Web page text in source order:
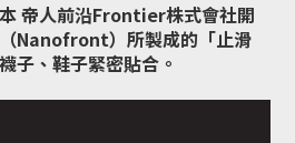
帝人前沿Frontier株式會社開
Nanofront）所製成的「止滑
子、鞋子緊密貼合。